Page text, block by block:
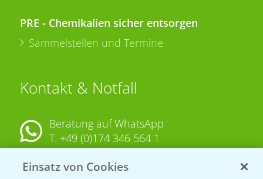
PRE - Chemikalien sicher entsorgen
Sammelstellen und Termine
Kontakt & Notfall
Beratung auf WhatsApp
T. +49 (0)174 346 564 1
KONTAKT
Einsatz von Cookies